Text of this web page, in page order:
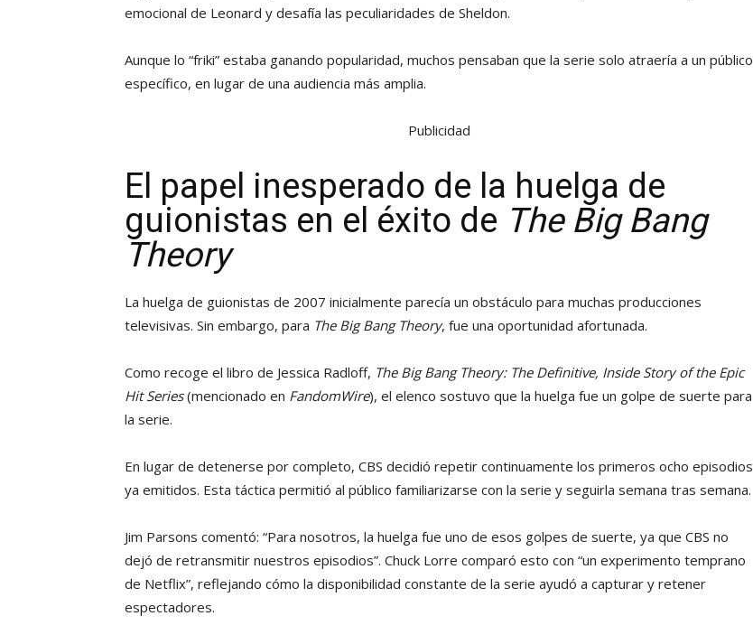
emocional de Leonard y desafía las peculiaridades de Sheldon.
Aunque lo “friki” estaba ganando popularidad, muchos pensaban que la serie solo atraería a un público
específico, en lugar de una audiencia más amplia.
Publicidad
El papel inesperado de la huelga de
guionistas en el éxito de The Big Bang
Theory
La huelga de guionistas de 2007 inicialmente parecía un obstáculo para muchas producciones
televisivas. Sin embargo, para The Big Bang Theory, fue una oportunidad afortunada.
Como recoge el libro de Jessica Radloff, The Big Bang Theory: The Definitive, Inside Story of the Epic
Hit Series(mencionado en FandomWire), el elenco sostuvo que la huelga fue un golpe de suerte para
la serie.
En lugar de detenerse por completo, CBS decidió repetir continuamente los primeros ocho episodios
ya emitidos. Esta táctica permitió al público familiarizarse con la serie y seguirla semana tras semana.
Jim Parsons comentó: “Para nosotros, la huelga fue uno de esos golpes de suerte, ya que CBS no
dejó de retransmitir nuestros episodios”. Chuck Lorre comparó esto con “un experimento temprano
de Netflix”, reflejando cómo la disponibilidad constante de la serie ayudó a capturar y retener
espectadores.